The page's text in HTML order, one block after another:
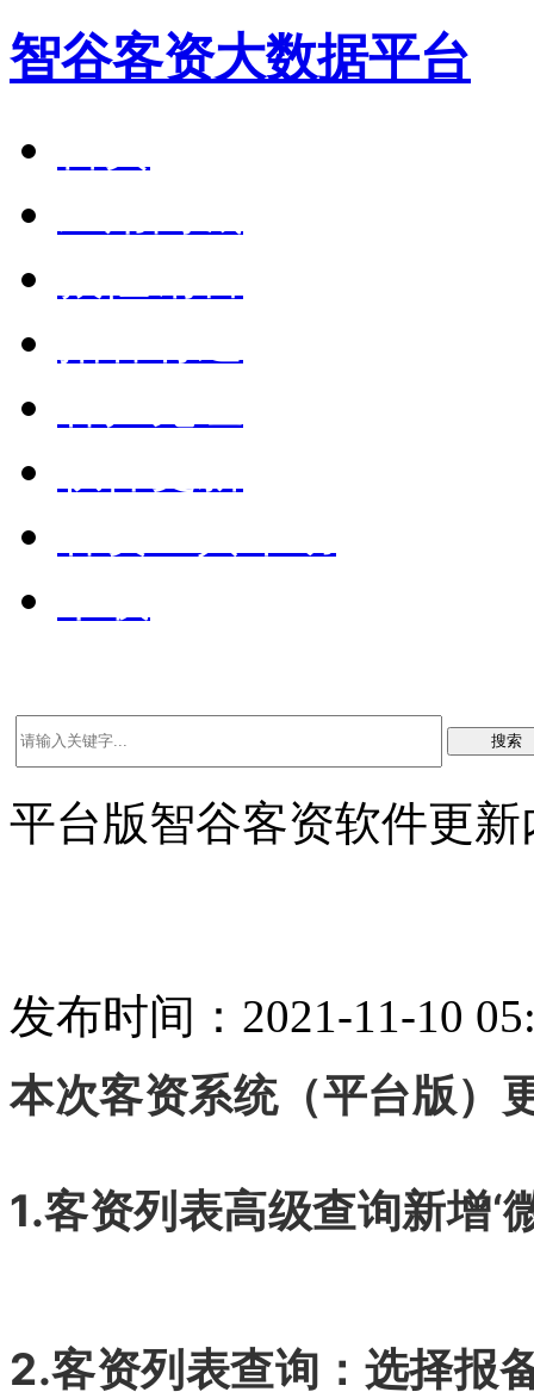
智谷客资大数据平台
搜索
平台版智谷客资软件更新
发布时间：2021-11-10
本次客资系统（平台版）
1.客资列表高级查询新增‘
2.客资列表查询：选择报